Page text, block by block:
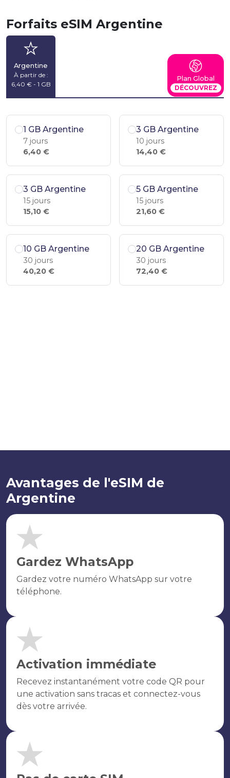
Forfaits eSIM Argentine
Argentine
À partir de :
6,40 € - 1 GB
Plan Global
DÉCOUVREZ
1 GB Argentine
7 jours
6,40 €
3 GB Argentine
10 jours
14,40 €
3 GB Argentine
15 jours
15,10 €
5 GB Argentine
15 jours
21,60 €
10 GB Argentine
30 jours
40,20 €
20 GB Argentine
30 jours
72,40 €
Avantages de l'eSIM de
Argentine
Gardez WhatsApp
Gardez votre numéro WhatsApp sur votre
téléphone.
Activation immédiate
Recevez instantanément votre code QR pour
une activation sans tracas et connectez-vous
dès votre arrivée.